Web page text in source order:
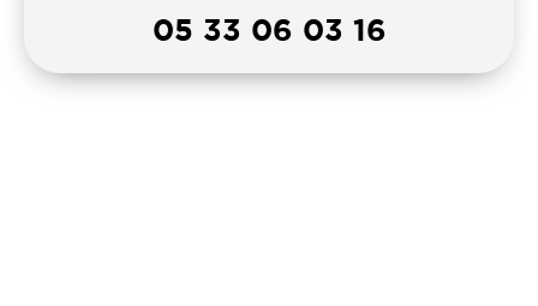
05 33 06 03 16